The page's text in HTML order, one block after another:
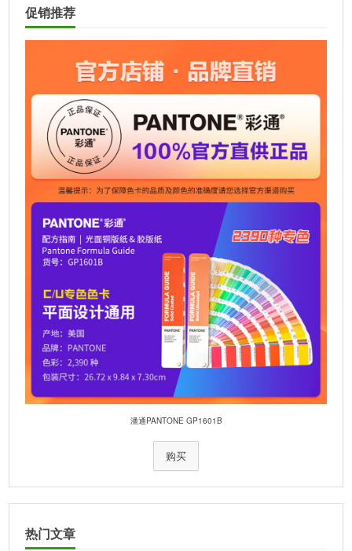
促销推荐
潘通PANTONE GP1601B
购买
热门文章